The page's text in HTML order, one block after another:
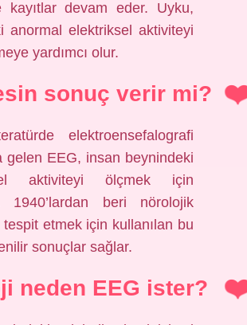
kayıtlar devam eder. Uyku,
anormal elektriksel aktiviteyi
yardımcı olur.
sonuç verir mi?
elektroensefalografi
gelen EEG, insan beynindeki
aktiviteyi ölçmek için
1940’lardan beri nörolojik
tespit etmek için kullanılan bu
sonuçlar sağlar.
neden EEG ister?